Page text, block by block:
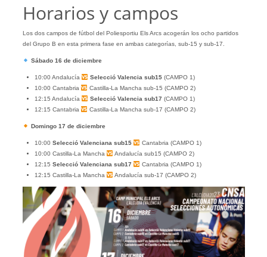
Horarios y campos
Los dos campos de fútbol del Poliesportiu Els Arcs acogerán los ocho partidos
del Grupo B en esta primera fase en ambas categorías, sub-15 y sub-17.
Sábado 16 de diciembre
10:00 Andalucía Selecció Valencia sub15(CAMPO 1)
10:00 Cantabria
Castilla-La Mancha sub-15 (CAMPO 2)
12:15 Andalucía
Selecció Valencia sub17 (CAMPO 1)
12:15 Cantabria
Castilla-La Mancha sub-17 (CAMPO 2)
Domingo 17 de diciembre
10:00 Selecció Valenciana sub15
Cantabria (CAMPO 1)
10:00 Castilla-La Mancha
Andalucía sub15 (CAMPO 2)
12:15 Selecció Valenciana sub17
Cantabria (CAMPO 1)
12:15 Castilla-La Mancha
Andalucía sub-17 (CAMPO 2)